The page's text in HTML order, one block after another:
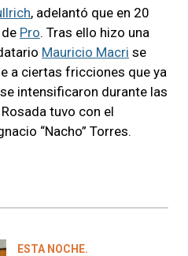
, adelantó que en 20
Pro. Tras ello hizo una
Mauricio Macri se
a ciertas fricciones que ya
intensificaron durante las
tuvo con el
“Nacho” Torres.
ESTA NOCHE.